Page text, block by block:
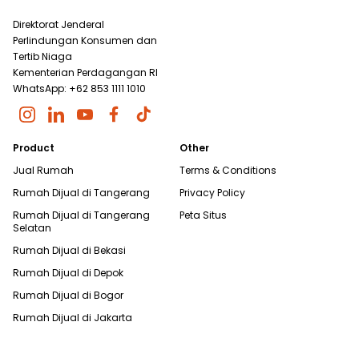
Direktorat Jenderal
Perlindungan Konsumen dan
Tertib Niaga
Kementerian Perdagangan RI
WhatsApp: +62 853 1111 1010
Product
Jual Rumah
Rumah Dijual di Tangerang
Rumah Dijual di Tangerang
Selatan
Rumah Dijual di Bekasi
Rumah Dijual di Depok
Rumah Dijual di Bogor
Rumah Dijual di Jakarta
Other
Terms & Conditions
Privacy Policy
Peta Situs